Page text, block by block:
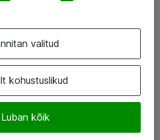
kohustuslikud
Luban kõik
valitud